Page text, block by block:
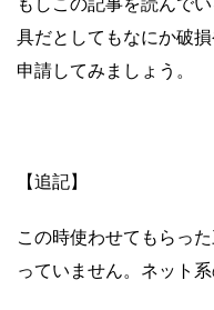
具だとしてもなにか破
申請してみましょう。
【追記】
この時使わせてもらっ
っていません。ネット系